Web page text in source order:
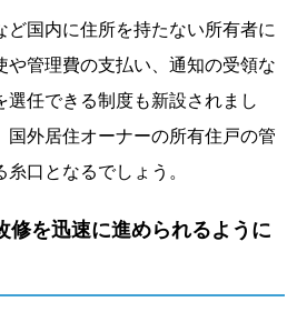
ど国内に住所を持たない所有者に
や管理費の支払い、通知の受領な
選任できる制度も新設されまし
国外居住オーナーの所有住戸の管
口となるでしょう。
修を迅速に進められるように